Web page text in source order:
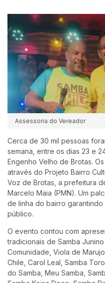
Assessoria do Vereador
Cerca de 30 mil pessoas
semana, entre os dias 23 e
Engenho Velho de Brotas.
através do Projeto Bairro
Voz de Brotas, a prefeitura
Marcelo Maia (PMN). Um
de linha do bairro garantindo
público.
O evento contou com
tradicionais de Samba
Comunidade, Viola de
Chile, Carol Leal, Samba
do Samba, Meu Samba,